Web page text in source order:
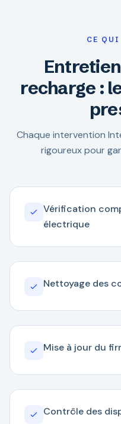
CE
recharge :
Chaque intervention
rigoureux pour
Vérification
électrique
Nettoyage des
Mise à jour du
Contrôle des